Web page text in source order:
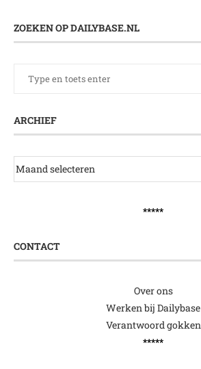
ZOEKEN OP DAILYBASE.NL
ARCHIEF
*****
CONTACT
Over ons
Werken bij Dailybase
Verantwoord gokken
*****